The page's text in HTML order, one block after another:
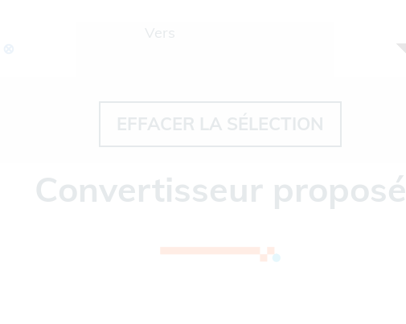
Vers
EFFACER LA SÉLECTION
Convertisseur proposé